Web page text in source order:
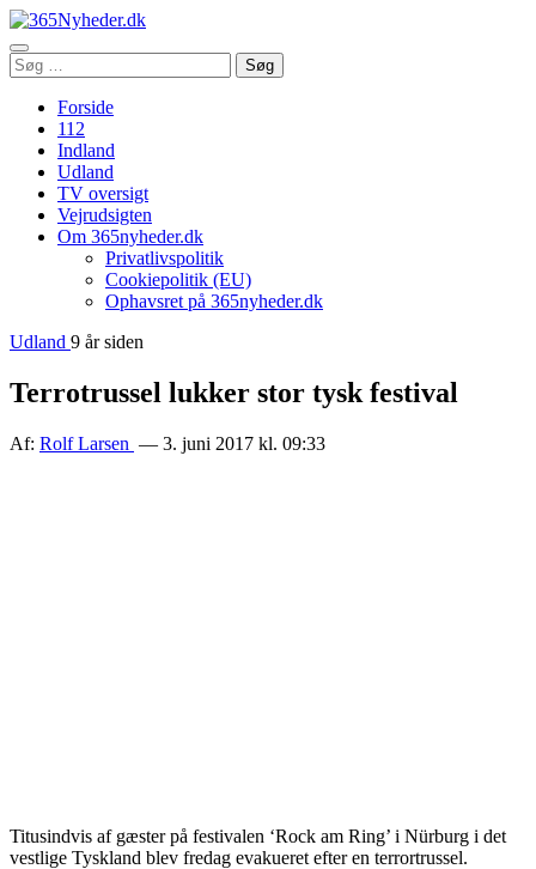
Åbn
menu
Søg
efter:
Søg
Forside
112
Indland
Udland
TV oversigt
Vejrudsigten
Om 365nyheder.dk
Privatlivspolitik
Cookiepolitik (EU)
Ophavsret på 365nyheder.dk
Udland 9 år siden
Terrotrussel lukker stor tysk festival
Af: Rolf Larsen — 3. juni 2017 kl. 09:33
Titusindvis af gæster på festivalen ‘Rock am Ring’ i Nürburg i det
vestlige Tyskland blev fredag evakueret efter en terrortrussel.